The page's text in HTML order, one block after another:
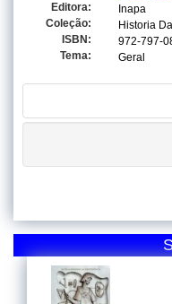
Editora:
Inapa
Coleção:
Historia
ISBN:
972-797-
Tema:
Geral